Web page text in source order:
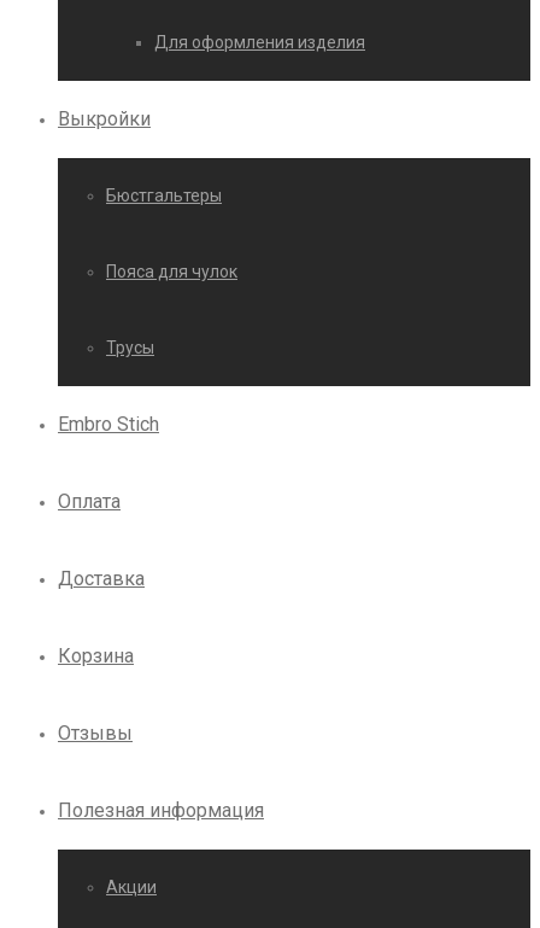
Для оформления изделия
Выкройки
Бюстгальтеры
Пояса для чулок
Трусы
Embro Stich
Оплата
Доставка
Корзина
Отзывы
Полезная информация
Акции